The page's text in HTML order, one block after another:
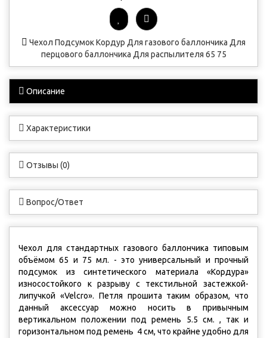
Чехол ПодсумокКордур Для газового баллончика Для
перцового баллончика Для распылителя 65 75
Описание
Характеристики
Отзывы (0)
Вопрос/Ответ
Чехол для стандартных газового баллончика типовым
объёмом 65 и 75 мл. - это универсальный и прочный
подсумок из синтетического материала «Кордура»
износостойкого к разрыву с текстильной застежкой-
липучкой «Velcro». Петля прошита таким образом, что
данный аксессуар можно носить в привычным
вертикальном положении под ремень 5.5 см. , так и
горизонтальном под ремень 4 см, что крайне удобно для